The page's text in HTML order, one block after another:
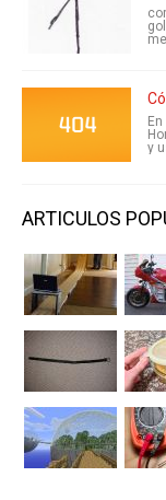
y
ARTICULOS